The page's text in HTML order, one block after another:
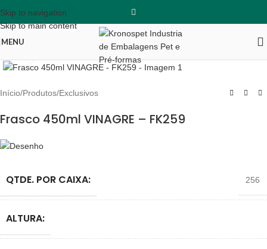
Skip to navigation
Skip to main content
MENU
Clique para ampliar
Início/Produtos/Exclusivos
Frasco 450ml VINAGRE – FK259
QTDE. POR CAIXA: 256
ALTURA: